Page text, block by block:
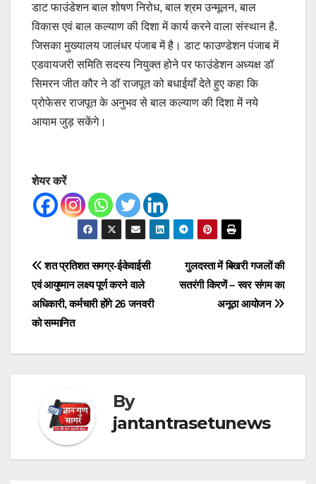
डाट फाउंडेशन बाल शोषण निरोध, बाल श्रम उन्मूलन, बाल
विकास एवं बाल कल्याण की दिशा में कार्य करने वाला संस्थान है.
जिसका मुख्यालय जालंधर पंजाब में है। डाट फाउण्डेशन पंजाब में
एडवायजरी समिति सदस्य नियुक्त होने पर फाउंडेशन अध्यक्ष डॉ
सिमरन जीत कौर ने डॉ राजपूत को बधाईयाँ देते हुए कहा कि
प्रोफेसर राजपूत के अनुभव से बाल कल्याण की दिशा में नये
आयाम जुड़ सकेंगे।
शेयर करें
Post
navigation
गुलदस्ता में बिखरी गजलों की
सतरंगी किरणें – स्वर संगम का
अनूठा आयोजन
शत प्रतिशत समग्र-ईकेवाईसी
एवं आयुष्मान लक्ष्य पूर्ण करने वाले
अधिकारी, कर्मचारी होंगे 26 जनवरी
को सम्मानित
By
jantantrasetunews